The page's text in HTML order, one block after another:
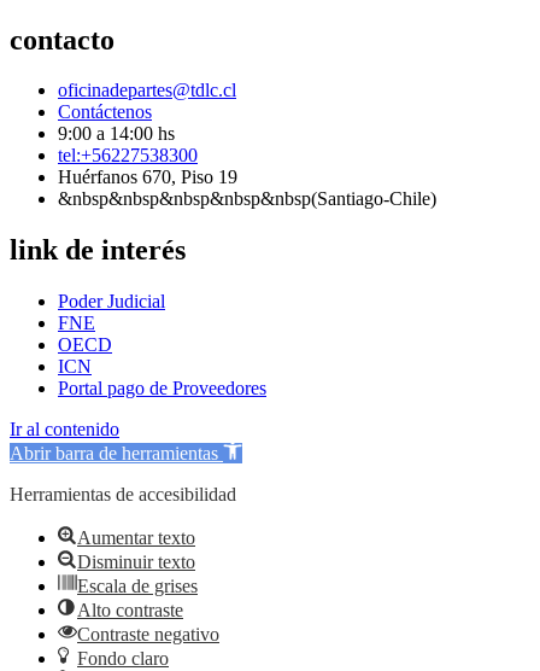
contacto
oficinadepartes@tdlc.cl
Contáctenos
9:00 a 14:00 hs
tel:+56227538300
Huérfanos 670, Piso 19
&nbsp&nbsp&nbsp&nbsp&nbsp(Santiago-Chile)
link de interés
Poder Judicial
FNE
OECD
ICN
Portal pago de Proveedores
Ir al contenido
Abrir barra de herramientas
Herramientas de accesibilidad
Aumentar texto
Disminuir texto
Escala de grises
Alto contraste
Contraste negativo
Fondo claro